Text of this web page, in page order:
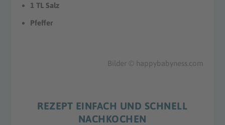
1 TL Salz
Pfeffer
Bilder © happybabyness.com
REZEPT EINFACH UND SCHNELL
NACHKOCHEN